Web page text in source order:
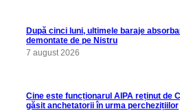
După cinci luni, ultimele baraje
demontate de pe Nistru
7 august 2026
Cine este funcționarul AIPA reținut de
găsit anchetatorii în urma perchezițiilor